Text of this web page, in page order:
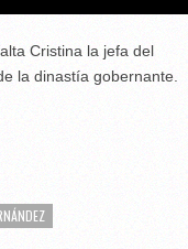
Cristina la jefa del
la dinastía gobernante.